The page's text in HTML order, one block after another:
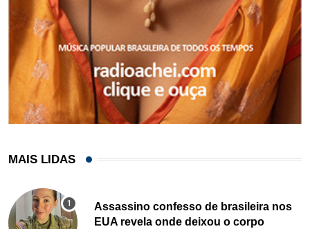
MAIS LIDAS
Assassino confesso de brasileira nos
EUA revela onde deixou o corpo